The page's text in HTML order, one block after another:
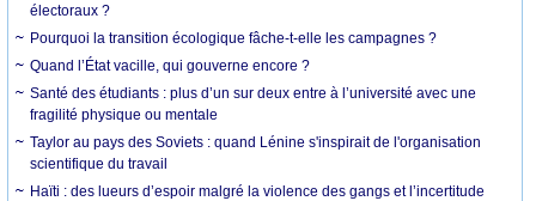
électoraux ?
Pourquoi la transition écologique fâche-t-elle les campagnes ?
Quand l’État vacille, qui gouverne encore ?
Santé des étudiants : plus d’un sur deux entre à l’université avec une
fragilité physique ou mentale
Taylor au pays des Soviets : quand Lénine s'inspirait de l'organisation
scientifique du travail
Haïti : des lueurs d’espoir malgré la violence des gangs et l’incertitude